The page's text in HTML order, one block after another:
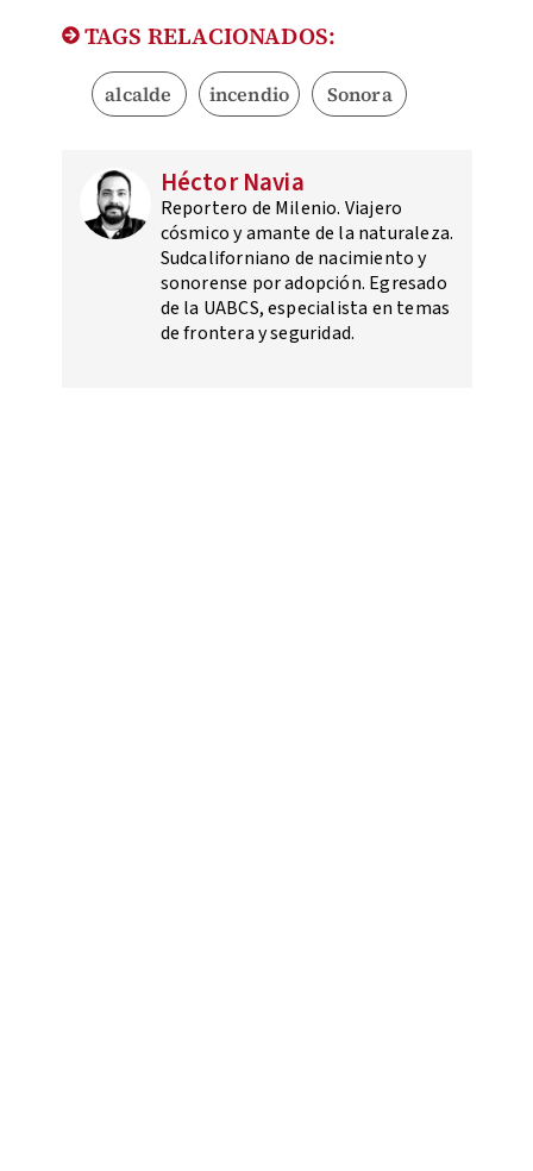
TAGS RELACIONADOS:
alcalde incendio Sonora
Héctor Navia
Reportero de Milenio. Viajero
cósmico y amante de la naturaleza.
Sudcaliforniano de nacimiento y
sonorense por adopción. Egresado
de la UABCS, especialista en temas
de frontera y seguridad.